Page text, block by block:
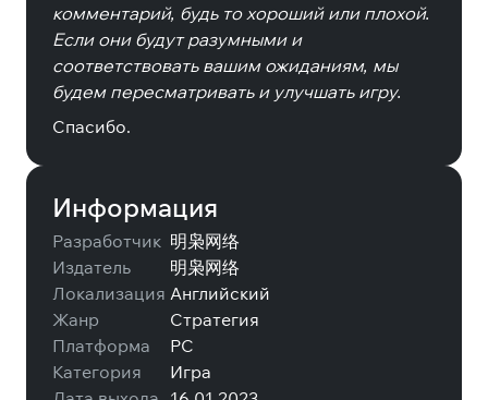
комментарий, будь то хороший или плохой.
Если они будут разумными и
соответствовать вашим ожиданиям, мы
будем пересматривать и улучшать игру.
Спасибо.
Информация
Разработчик 明枭网络
Издатель
明枭网络
Локализация Английский
Жанр
Стратегия
Платформа
PC
Категория
Игра